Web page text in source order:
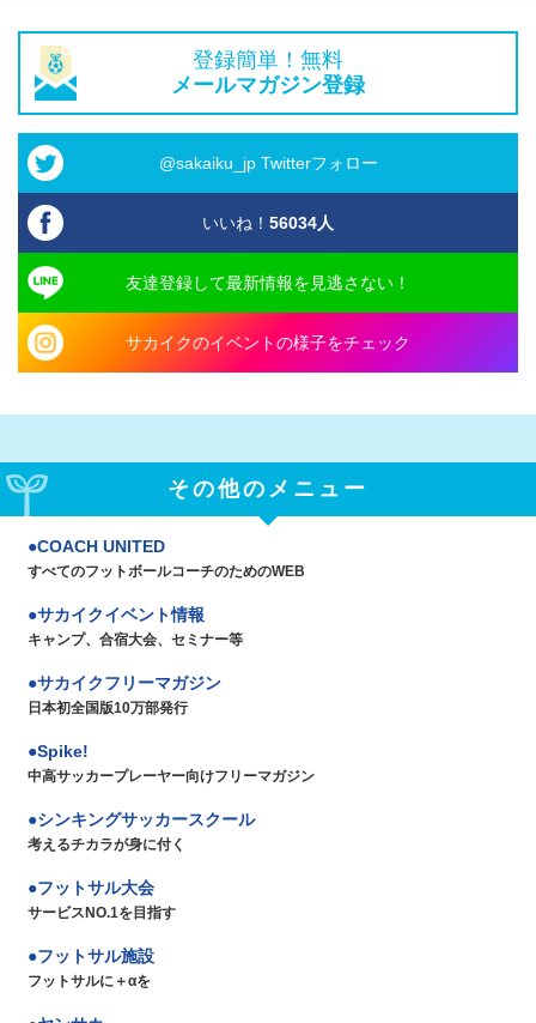
登録簡単！無料
メールマガジン登録
@sakaiku_jp Twitterフォロー
いいね！ 56034人
友達登録して最新情報を見逃さない！
サカイクのイベントの様子をチェック
その他のメニュー
COACH UNITED
すべてのフットボールコーチのためのWEB
サカイクイベント情報
キャンプ、合宿大会、セミナー等
サカイクフリーマガジン
日本初全国版10万部発行
Spike!
中高サッカープレーヤー向けフリーマガジン
シンキングサッカースクール
考えるチカラが身に付く
フットサル大会
サービスNO.1を目指す
フットサル施設
フットサルに＋αを